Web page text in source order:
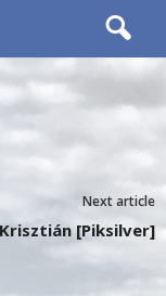
Next article
[Piksilver]